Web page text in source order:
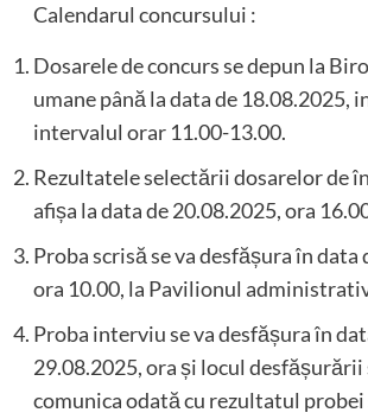
Calendarul concursului :
Dosarele de concurs se depun la
umane până la data de 18.08.2025,
intervalul orar 11.00-13.00.
Rezultatele selectării dosarelor de
afișa la data de 20.08.2025, ora
Proba scrisă se va desfășura în data
ora 10.00, la Pavilionul
Proba interviu se va desfășura în
29.08.2025, ora și locul desfășurării
comunica odată cu rezultatul probei